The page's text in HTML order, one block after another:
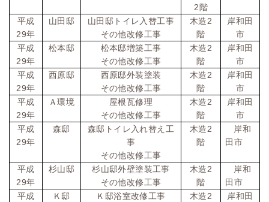
2 階
平成
29年
山田邸
山田邸トイレ入替工事
その他改修工事
木造2
階
岸和田
市
平成
29年
松本邸
松本邸増築工事
その他改修工事
木造2
階
岸和田
市
平成
29年
西原邸
西原邸外装塗装
その他改修工事
木造2
階
岸和田
市
平成
29年
Ａ環境
屋根瓦修理
その他改修工事
木造2
階
岸和田
市
平成
29年
森邸
森邸トイレ入れ替え工
事
その他改修工事
木造2
階
岸和
田市
平成
29年
杉山邸
杉山邸外壁塗装工事
その他改修工事
木造2
階
岸和
田市
平成
Ｋ邸
Ｋ邸浴室改修工事
木造2
岸和田